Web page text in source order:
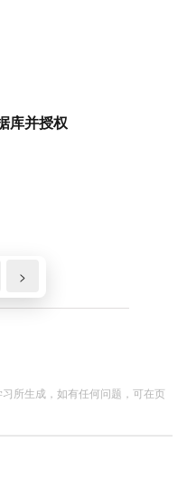
库并授权
>
所生成，如有任何问题，可在页